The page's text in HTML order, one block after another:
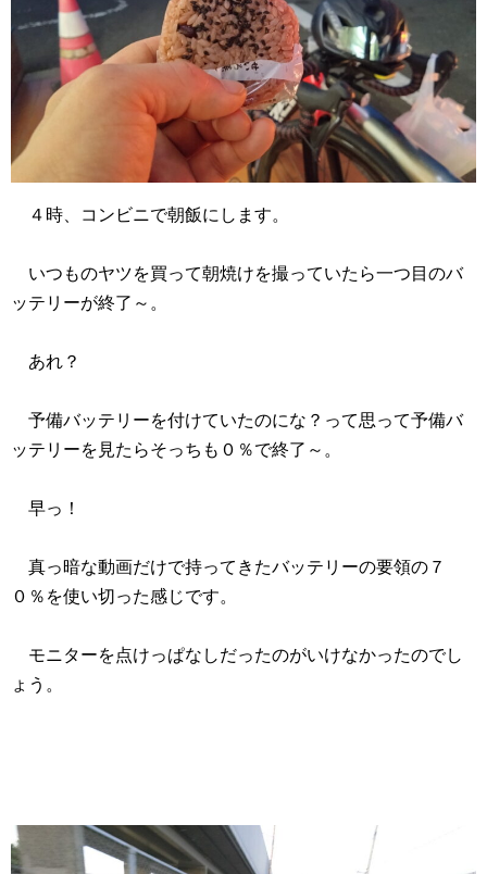
４時、コンビニで朝飯にします。
いつものヤツを買って朝焼けを撮っていたら一つ目のバ
ッテリーが終了～。
あれ？
予備バッテリーを付けていたのにな？って思って予備バ
ッテリーを見たらそっちも０％で終了～。
早っ！
真っ暗な動画だけで持ってきたバッテリーの要領の７
０％を使い切った感じです。
モニターを点けっぱなしだったのがいけなかったのでし
ょう。